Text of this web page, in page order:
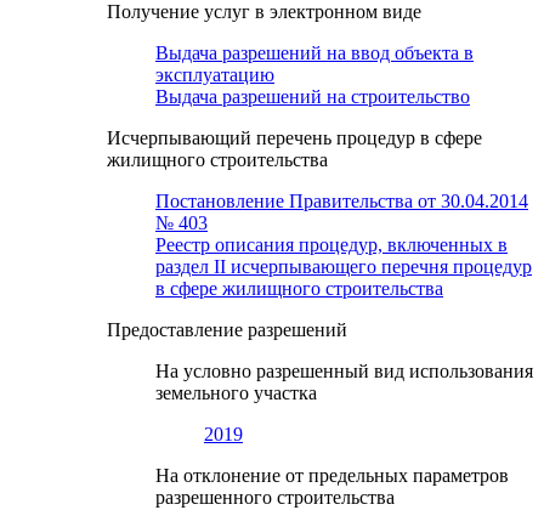
Получение услуг в электронном виде
Выдача разрешений на ввод объекта в
эксплуатацию
Выдача разрешений на строительство
Исчерпывающий перечень процедур в сфере
жилищного строительства
Постановление Правительства от 30.04.2014
№ 403
Реестр описания процедур, включенных в
раздел II исчерпывающего перечня процедур
в сфере жилищного строительства
Предоставление разрешений
На условно разрешенный вид использования
земельного участка
2019
На отклонение от предельных параметров
разрешенного строительства